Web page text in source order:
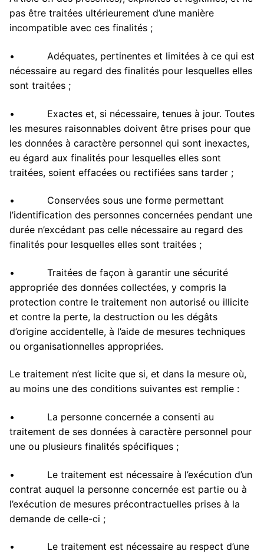
pas être traitées ultérieurement d’une manière
incompatible avec ces finalités ;
• Adéquates, pertinentes et limitées à ce qui est
nécessaire au regard des finalités pour lesquelles elles
sont traitées ;
• Exactes et, si nécessaire, tenues à jour. Toutes
les mesures raisonnables doivent être prises pour que
les données à caractère personnel qui sont inexactes,
eu égard aux finalités pour lesquelles elles sont
traitées, soient effacées ou rectifiées sans tarder ;
• Conservées sous une forme permettant
l’identification des personnes concernées pendant une
durée n’excédant pas celle nécessaire au regard des
finalités pour lesquelles elles sont traitées ;
• Traitées de façon à garantir une sécurité
appropriée des données collectées, y compris la
protection contre le traitement non autorisé ou illicite
et contre la perte, la destruction ou les dégâts
d’origine accidentelle, à l’aide de mesures techniques
ou organisationnelles appropriées.
Le traitement n’est licite que si, et dans la mesure où,
au moins une des conditions suivantes est remplie :
• La personne concernée a consenti au
traitement de ses données à caractère personnel pour
une ou plusieurs finalités spécifiques ;
• Le traitement est nécessaire à l’exécution d’un
contrat auquel la personne concernée est partie ou à
l’exécution de mesures précontractuelles prises à la
demande de celle-ci ;
• Le traitement est nécessaire au respect d’une